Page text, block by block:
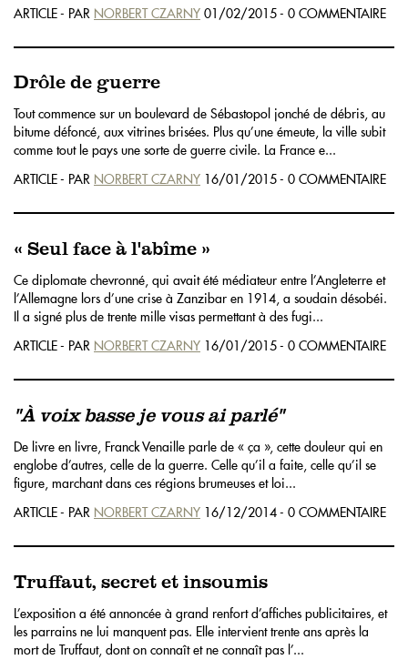
ARTICLE - PAR NORBERT CZARNY 01/02/2015 - 0 COMMENTAIRE
Drôle de guerre
Tout commence sur un boulevard de Sébastopol jonché de débris, au
bitume défoncé, aux vitrines brisées. Plus qu’une émeute, la ville subit
comme tout le pays une sorte de guerre civile. La France e...
ARTICLE - PAR NORBERT CZARNY 16/01/2015 - 0 COMMENTAIRE
« Seul face à l'abîme »
Ce diplomate chevronné, qui avait été médiateur entre l’Angleterre et
l’Allemagne lors d’une crise à Zanzibar en 1914, a soudain désobéi.
Il a signé plus de trente mille visas permettant à des fugi...
ARTICLE - PAR NORBERT CZARNY 16/01/2015 - 0 COMMENTAIRE
"À voix basse je vous ai parlé"
De livre en livre, Franck Venaille parle de « ça », cette douleur qui en
englobe d’autres, celle de la guerre. Celle qu’il a faite, celle qu’il se
figure, marchant dans ces régions brumeuses et loi...
ARTICLE - PAR NORBERT CZARNY 16/12/2014 - 0 COMMENTAIRE
Truffaut, secret et insoumis
L’exposition a été annoncée à grand renfort d’affiches publicitaires, et
les parrains ne lui manquent pas. Elle intervient trente ans après la
mort de Truffaut, dont on connaît et ne connaît pas l’...